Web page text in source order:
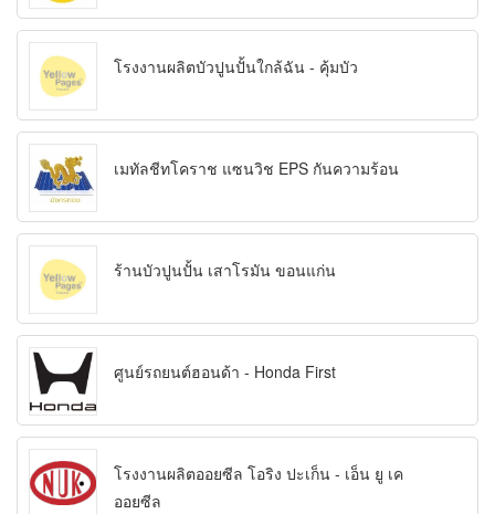
โรงงานผลิตบัวปูนปั้นใกล้ฉัน - คุ้มบัว
เมทัลชีทโคราช แซนวิช EPS กันความร้อน
ร้านบัวปูนปั้น เสาโรมัน ขอนแก่น
ศูนย์รถยนต์ฮอนด้า - Honda First
โรงงานผลิตออยซีล โอริง ปะเก็น - เอ็น ยู เค
ออยซีล